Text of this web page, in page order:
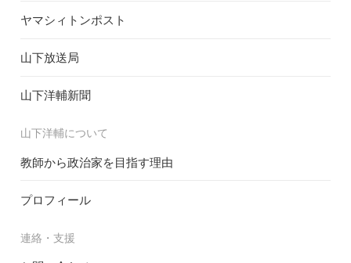
ヤマシィトンポスト
山下放送局
山下洋輔新聞
山下洋輔について
教師から政治家を目指す理由
プロフィール
連絡・支援